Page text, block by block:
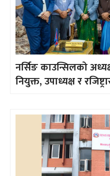
नर्सिङ काउन्सिलको
नियुक्त, उपाध्यक्ष र